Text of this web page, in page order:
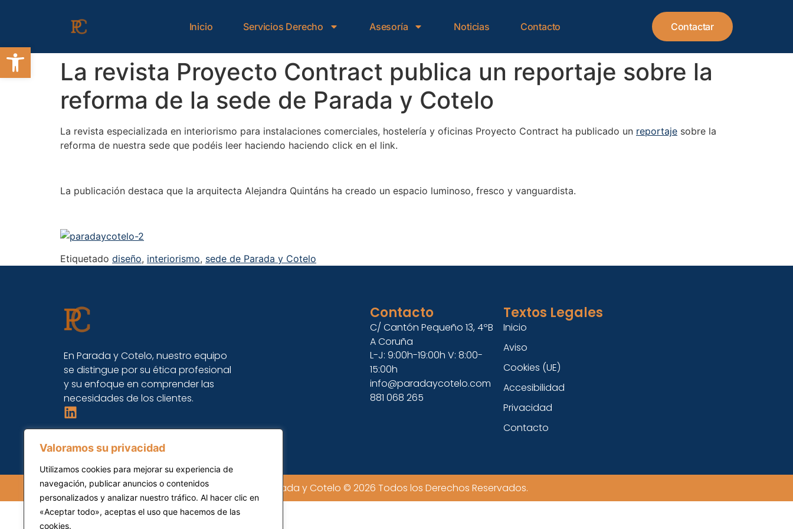
Abrir barra de herramientas
Valoramos su privacidad
Utilizamos cookies para mejorar su experiencia de
navegación, publicar anuncios o contenidos
personalizados y analizar nuestro tráfico. Al hacer clic en
«Aceptar todo», aceptas el uso que hacemos de las
cookies.
Inicio
Servicios Derecho Asesoría Noticias Contacto Contactar
La revista Proyecto Contract publica un reportaje sobre la
reforma de la sede de Parada y Cotelo
La revista especializada en interiorismo para instalaciones comerciales, hostelería y oficinas Proyecto Contract ha publicado un reportaje sobre la
reforma de nuestra sede que podéis leer haciendo haciendo click en el link.
La publicación destaca que la arquitecta Alejandra Quintáns ha creado un espacio luminoso, fresco y vanguardista.
Etiquetado diseño, interiorismo, sede de Parada y Cotelo
En Parada y Cotelo, nuestro equipo
se distingue por su ética profesional
y su enfoque en comprender las
necesidades de los clientes.
Contacto
C/ Cantón Pequeño 13, 4ºB
A Coruña
L-J: 9:00h-19:00h V: 8:00-
15:00h
info@paradaycotelo.com
881 068 265
Textos Legales
Inicio
Aviso
Cookies (UE)
Accesibilidad
Privacidad
Contacto
Parada y Cotelo © 2026 Todos los Derechos Reservados.